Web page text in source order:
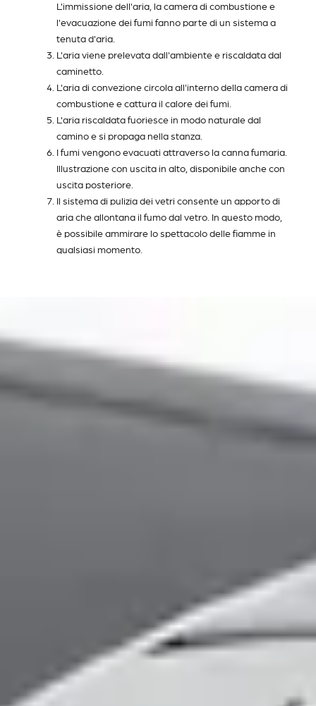
L'immissione dell'aria, la camera di combustione e
l'evacuazione dei fumi fanno parte di un sistema a
tenuta d'aria.
L'aria viene prelevata dall'ambiente e riscaldata dal
caminetto.
L'aria di convezione circola all'interno della camera di
combustione e cattura il calore dei fumi.
L'aria riscaldata fuoriesce in modo naturale dal
camino e si propaga nella stanza.
I fumi vengono evacuati attraverso la canna fumaria.
Illustrazione con uscita in alto, disponibile anche con
uscita posteriore.
Il sistema di pulizia dei vetri consente un apporto di
aria che allontana il fumo dal vetro. In questo modo,
è possibile ammirare lo spettacolo delle fiamme in
qualsiasi momento.